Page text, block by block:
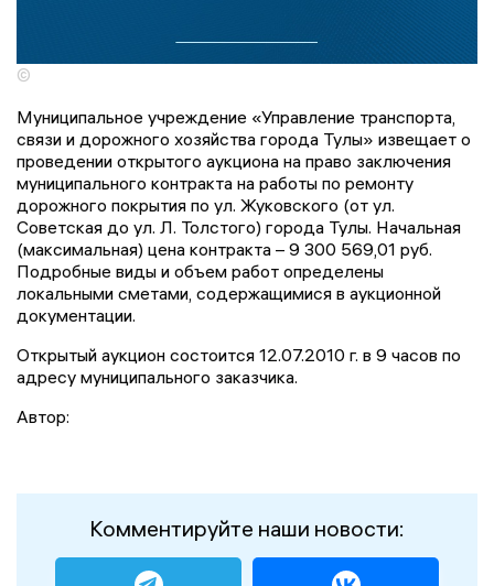
©
Муниципальное учреждение «Управление транспорта,
связи и дорожного хозяйства города Тулы» извещает о
проведении открытого аукциона на право заключения
муниципального контракта на работы по ремонту
дорожного покрытия по ул. Жуковского (от ул.
Советская до ул. Л. Толстого) города Тулы. Начальная
(максимальная) цена контракта – 9 300 569,01 руб.
Подробные виды и объем работ определены
локальными сметами, содержащимися в аукционной
документации.
Открытый аукцион состоится 12.07.2010 г. в 9 часов по
адресу муниципального заказчика.
Автор:
Комментируйте наши новости: